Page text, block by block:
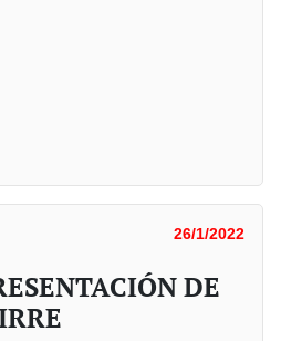
26/1/2022
DE